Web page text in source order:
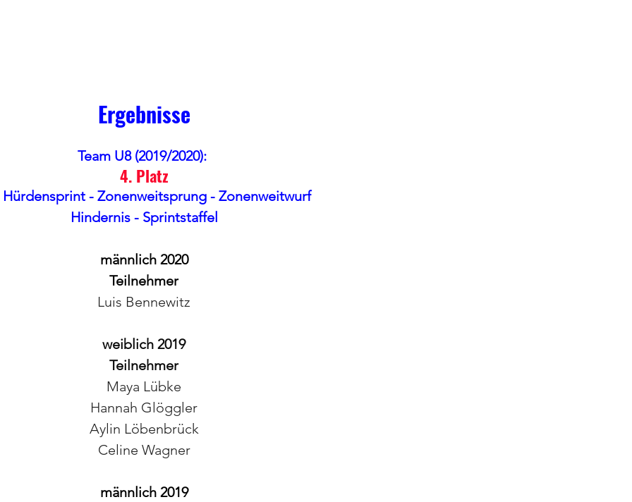
Ergebnisse
Team U8 (2019/2020):
4. Platz
Hürdensprint - Zonenweitsprung - Zonenweitwurf
Hindernis - Sprintstaffel
männlich 2020
Teilnehmer
Luis Bennewitz
weiblich 2019
Teilnehmer
Maya Lübke
Hannah Glöggler
Aylin Löbenbrück
Celine Wagner
männlich 2019